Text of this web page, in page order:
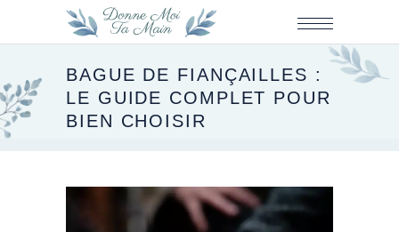
BAGUE DE FIANÇAILLES :
LE GUIDE COMPLET POUR
BIEN CHOISIR